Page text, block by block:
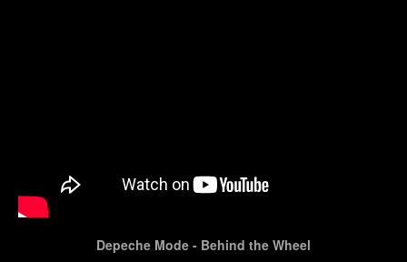
Depeche Mode - Behind the Wheel